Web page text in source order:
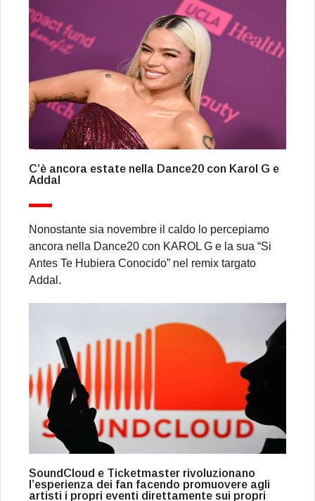
C’è ancora estate nella Dance20 con Karol G e
Addal
Nonostante sia novembre il caldo lo percepiamo
ancora nella Dance20 con KAROL G e la sua “Si
Antes Te Hubiera Conocido” nel remix targato
Addal.
SoundCloud e Ticketmaster rivoluzionano
l’esperienza dei fan facendo promuovere agli
artisti i propri eventi direttamente sui propri